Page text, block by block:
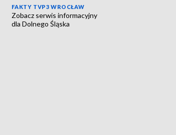
FAKTY TVP3 WROCŁAW
Zobacz serwis informacyjny
dla Dolnego Śląska